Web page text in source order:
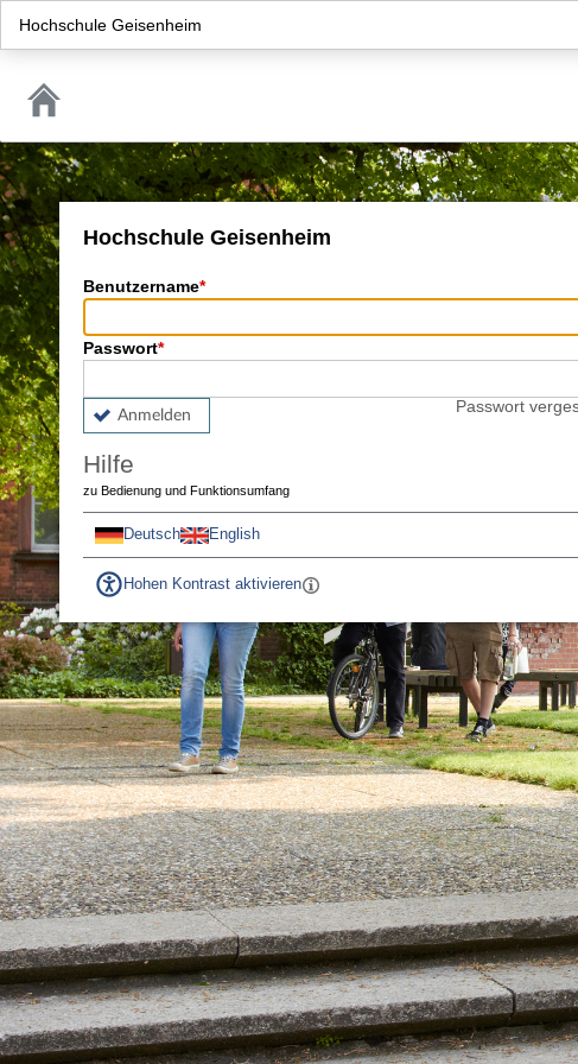
Hochschule Geisenheim
Hochschule Geisenheim
Benutzername
Passwort
Anmelden Passwort
Hilfe
zu Bedienung und Funktionsumfang
Deutsch English
Hohen Kontrast aktivieren